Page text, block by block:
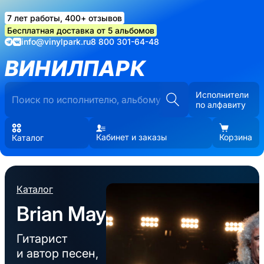
7 лет работы, 400+ отзывов
Бесплатная доставка от 5 альбомов
info@vinylpark.ru8 800 301-64-48
ВИНИЛПАРК
Исполнители
по алфавиту
Каталог Кабинет и заказы Корзина
Каталог
Brian May
Гитарист
и автор песен,